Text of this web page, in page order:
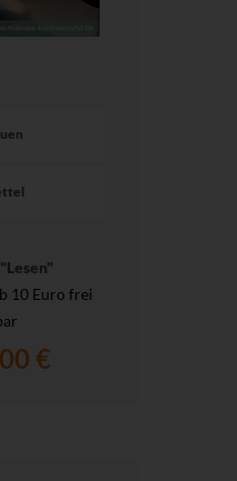
10 Euro frei
€